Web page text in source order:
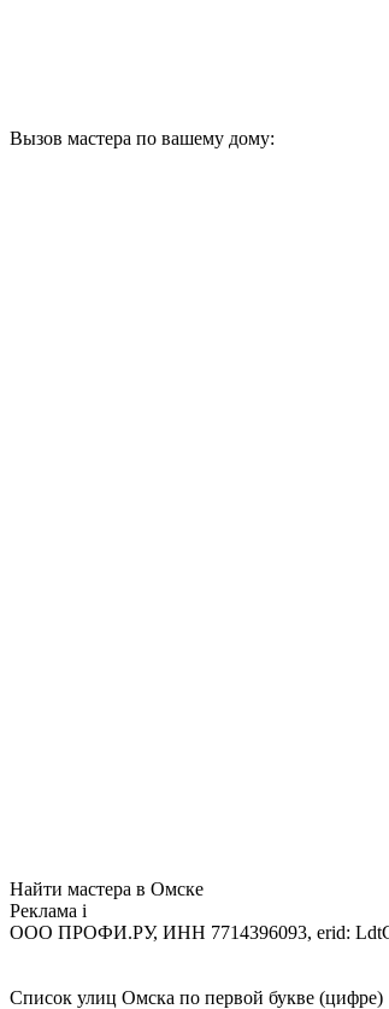
Вызов мастера по вашему дому:
Найти мастера в Омске
Реклама i
ООО ПРОФИ.РУ, ИНН 7714396093, erid:
Список улиц Омска по первой букве (цифре)